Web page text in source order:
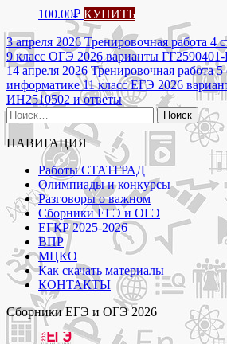
100.00₽ КУПИТЬ
Навигация
по
записям
3 апреля 2026 Тренировочная работа 4
9 класс ОГЭ 2026 варианты
14 апреля 2026 Тренировочная работа 5
информатике 11 класс ЕГЭ 2026
ИН2510502 и ответы
Найти:
НАВИГАЦИЯ
Работы СТАТГРАД
Олимпиады и конкурсы
Разговоры о важном
Сборники ЕГЭ и ОГЭ
ЕГКР 2025-2026
ВПР
МЦКО
Как скачать материалы
КОНТАКТЫ
Сборники ЕГЭ и ОГЭ 2026